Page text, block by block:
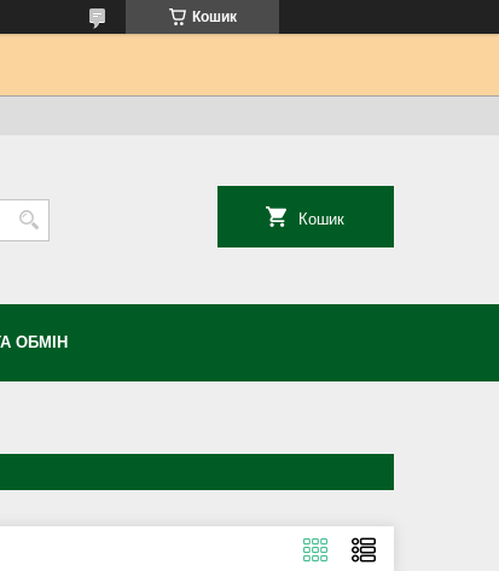
Кошик
Кошик
ОБМІН